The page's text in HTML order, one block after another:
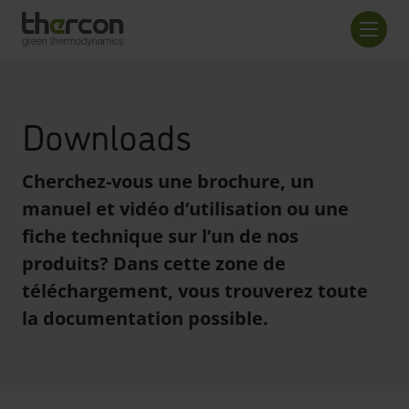
screenreader.back to home
Downloads
Cherchez-vous une brochure, un
manuel et vidéo d’utilisation ou une
fiche technique sur l’un de nos
produits? Dans cette zone de
téléchargement, vous trouverez toute
la documentation possible.